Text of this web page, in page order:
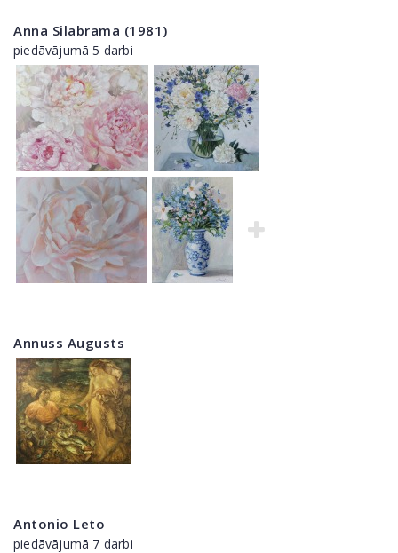
Anna Silabrama (1981)
piedāvājumā 5 darbi
Annuss Augusts
Antonio Leto
piedāvājumā 7 darbi